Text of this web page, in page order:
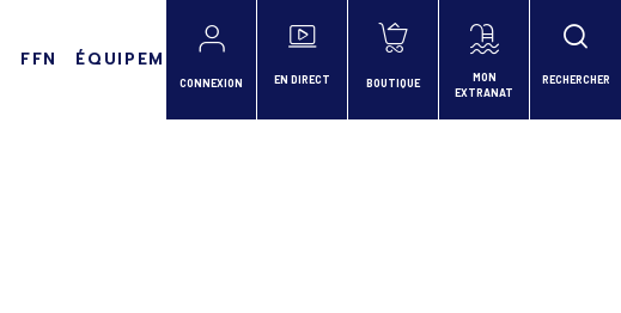
FFN ÉQUIPEMENTS
CONNEXION EN DIRECT BOUTIQUE
MON
EXTRANAT
RECHERCHER